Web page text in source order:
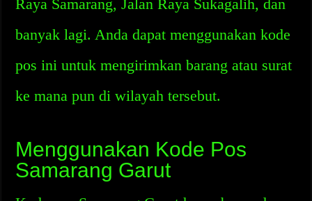
Raya Samarang, Jalan Raya Sukagalih, dan
banyak lagi. Anda dapat menggunakan kode
pos ini untuk mengirimkan barang atau surat
ke mana pun di wilayah tersebut.
Menggunakan Kode Pos
Samarang Garut